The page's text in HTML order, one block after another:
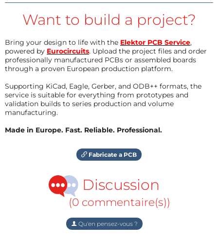
Want to build a project?
Bring your design to life with the Elektor PCB Service,
powered by Eurocircuits. Upload the project files and order
professionally manufactured PCBs or assembled boards
through a proven European production platform.
Supporting KiCad, Eagle, Gerber, and ODB++ formats, the
service is suitable for everything from prototypes and
validation builds to series production and volume
manufacturing.
Made in Europe. Fast. Reliable. Professional.
Fabricate a PCB
Discussion
(0 commentaire(s))
Qu'en pensez-vous ?